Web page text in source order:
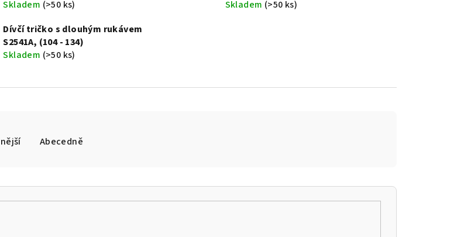
Skladem (>50 ks)
Skladem (>50 ks)
Dívčí tričko s dlouhým rukávem
S2541A, (104 - 134)
Skladem (>50 ks)
Abecedně